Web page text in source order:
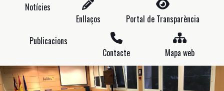
Notícies
Enllaços
Portal de Transparència
Publicacions
Contacte
Mapa web